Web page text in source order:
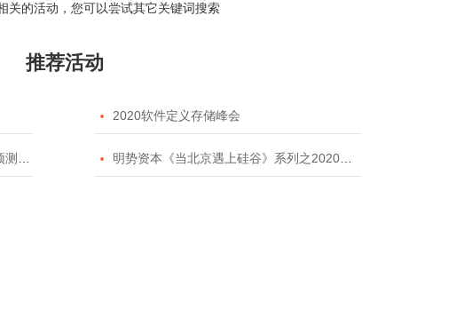
关的活动，您可以尝试其它关键词搜索
推荐活动
 2020软件定义存储峰会
赛  明势资本《当北京遇上硅谷》系列之2020年度开源峰会